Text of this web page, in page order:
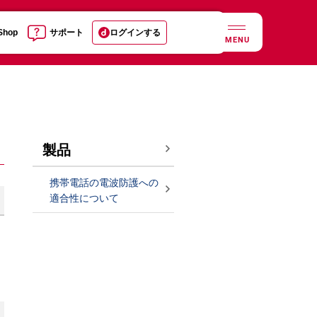
サポート ログインする
MENU
製品
携帯電話の電波防護への
適合性について